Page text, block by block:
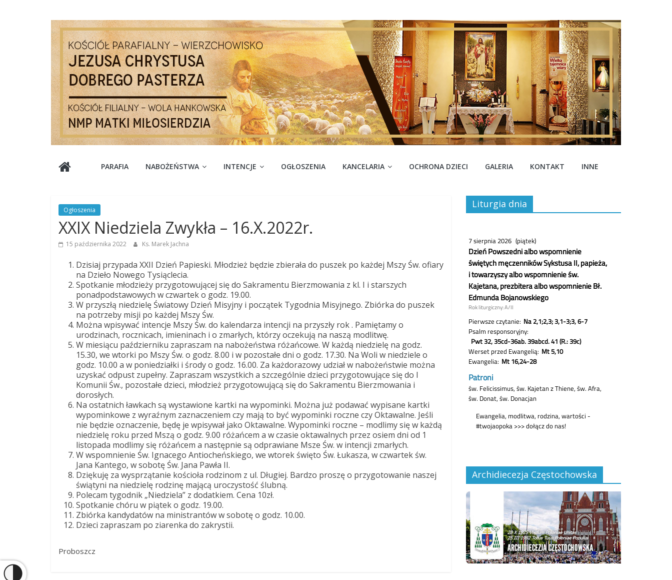
content
Parafia
Chrystusa
Dobrego
Pasterza
Parafia
Jezusa
Chrystusa
Dobrego
Pasterza
PARAFIA NABOŻEŃSTWA INTENCJE OGŁOSZENIA KANCELARIA OCHRONA DZIECI GALERIA KONTAKT INNE
Ogłoszenia
XXIX Niedziela Zwykła – 16.X.2022r.
15 października 2022 Ks. Marek Jachna
Dzisiaj przypada XXII Dzień Papieski. Młodzież będzie zbierała do puszek po każdej Mszy Św. ofiary
na Dzieło Nowego Tysiąclecia.
Spotkanie młodzieży przygotowującej się do Sakramentu Bierzmowania z kl. I i starszych
ponadpodstawowych w czwartek o godz. 19.00.
W przyszłą niedzielę Światowy Dzień Misyjny i początek Tygodnia Misyjnego. Zbiórka do puszek
na potrzeby misji po każdej Mszy Św.
Można wpisywać intencje Mszy Św. do kalendarza intencji na przyszły rok . Pamiętamy o
urodzinach, rocznicach, imieninach i o zmarłych, którzy oczekują na naszą modlitwę.
W miesiącu październiku zapraszam na nabożeństwa różańcowe. W każdą niedzielę na godz.
15.30, we wtorki po Mszy Św. o godz. 8.00 i w pozostałe dni o godz. 17.30. Na Woli w niedziele o
godz. 10.00 a w poniedziałki i środy o godz. 16.00. Za każdorazowy udział w nabożeństwie można
uzyskać odpust zupełny. Zapraszam wszystkich a szczególnie dzieci przygotowujące się do I
Komunii Św., pozostałe dzieci, młodzież przygotowującą się do Sakramentu Bierzmowania i
dorosłych.
Na ostatnich ławkach są wystawione kartki na wypominki. Można już podawać wypisane kartki
wypominkowe z wyraźnym zaznaczeniem czy mają to być wypominki roczne czy Oktawalne. Jeśli
nie będzie oznaczenie, będę je wpisywał jako Oktawalne. Wypominki roczne – modlimy się w każdą
niedzielę roku przed Mszą o godz. 9.00 różańcem a w czasie oktawalnych przez osiem dni od 1
listopada modlimy się różańcem a następnie są odprawiane Msze Św. w intencji zmarłych.
W wspomnienie Św. Ignacego Antiocheńskiego, we wtorek święto Św. Łukasza, w czwartek św.
Jana Kantego, w sobotę Św. Jana Pawła II.
Dziękuję za wysprzątanie kościoła rodzinom z ul. Długiej. Bardzo proszę o przygotowanie naszej
świątyni na niedzielę rodzinę mającą uroczystość ślubną.
Polecam tygodnik „Niedziela” z dodatkiem. Cena 10zł.
Spotkanie chóru w piątek o godz. 19.00.
Zbiórka kandydatów na ministrantów w sobotę o godz. 10.00.
Dzieci zapraszam po ziarenka do zakrystii.
Proboszcz
Liturgia dnia
Archidiecezja Częstochowska